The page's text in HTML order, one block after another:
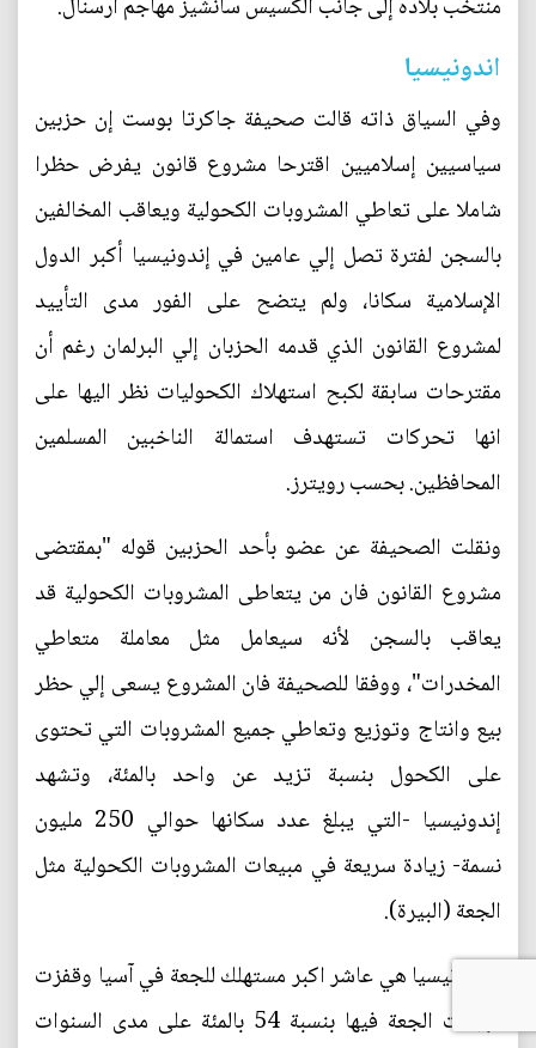
منتخب بلاده إلى جانب الكسيس سانشيز مهاجم أرسنال.
اندونيسيا
وفي السياق ذاته قالت صحيفة جاكرتا بوست إن حزبين
سياسيين إسلاميين اقترحا مشروع قانون يفرض حظرا
شاملا على تعاطي المشروبات الكحولية ويعاقب المخالفين
بالسجن لفترة تصل إلي عامين في إندونيسيا أكبر الدول
الإسلامية سكانا، ولم يتضح على الفور مدى التأييد
لمشروع القانون الذي قدمه الحزبان إلي البرلمان رغم أن
مقترحات سابقة لكبح استهلاك الكحوليات نظر اليها على
انها تحركات تستهدف استمالة الناخبين المسلمين
المحافظين. بحسب رويترز.
ونقلت الصحيفة عن عضو بأحد الحزبين قوله "بمقتضى
مشروع القانون فان من يتعاطى المشروبات الكحولية قد
يعاقب بالسجن لأنه سيعامل مثل معاملة متعاطي
المخدرات"، ووفقا للصحيفة فان المشروع يسعى إلي حظر
بيع وانتاج وتوزيع وتعاطي جميع المشروبات التي تحتوى
على الكحول بنسبة تزيد عن واحد بالمئة، وتشهد
إندونيسيا -التي يبلغ عدد سكانها حوالي 250 مليون
نسمة- زيادة سريعة في مبيعات المشروبات الكحولية مثل
الجعة (البيرة).
واندونيسيا هي عاشر اكبر مستهلك للجعة في آسيا وقفزت
مبيعات الجعة فيها بنسبة 54 بالمئة على مدى السنوات